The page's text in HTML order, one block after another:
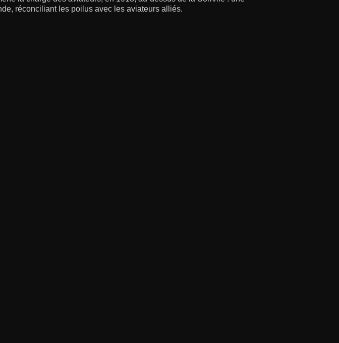
réconciliant les poilus avec les aviateurs alliés.